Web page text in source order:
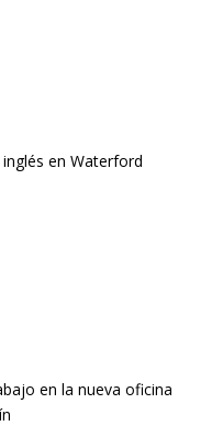
en Waterford
en la nueva oficina